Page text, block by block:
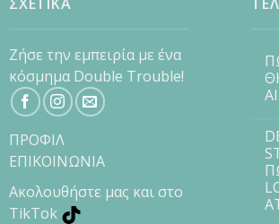
ΣΧΕΤΙΚΑ
Ζήσε την εμπειρία με ένα
κόσμημα Double Trouble!
ΠΡΟΦΙΛ
ΕΠΙΚΟΙΝΩΝΙΑ
Ακολουθήστε μας και στο
TikTok